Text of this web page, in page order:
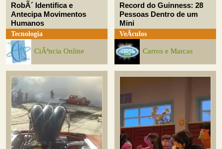
RobÃ´ Identifica e
Antecipa Movimentos
Humanos
Tecnologia
CiÃªncia Online
Record do Guinness: 28
Pessoas Dentro de um
Mini
VeÃ­culos
Carros e Marcas